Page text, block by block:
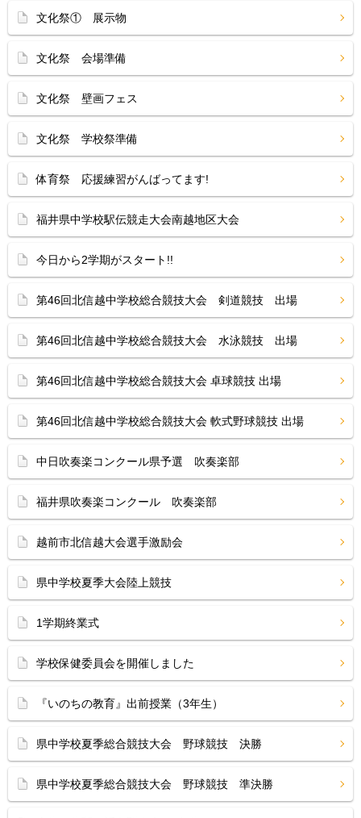
文化祭① 展示物
文化祭 会場準備
文化祭 壁画フェス
文化祭 学校祭準備
体育祭 応援練習がんばってます!
福井県中学校駅伝競走大会南越地区大会
今日から2学期がスタート!!
第46回北信越中学校総合競技大会 剣道競技 出場
第46回北信越中学校総合競技大会 水泳競技 出場
第46回北信越中学校総合競技大会 卓球競技 出場
第46回北信越中学校総合競技大会 軟式野球競技 出場
中日吹奏楽コンクール県予選 吹奏楽部
福井県吹奏楽コンクール 吹奏楽部
越前市北信越大会選手激励会
県中学校夏季大会陸上競技
1学期終業式
学校保健委員会を開催しました
『いのちの教育』出前授業（3年生）
県中学校夏季総合競技大会 野球競技 決勝
県中学校夏季総合競技大会 野球競技 準決勝